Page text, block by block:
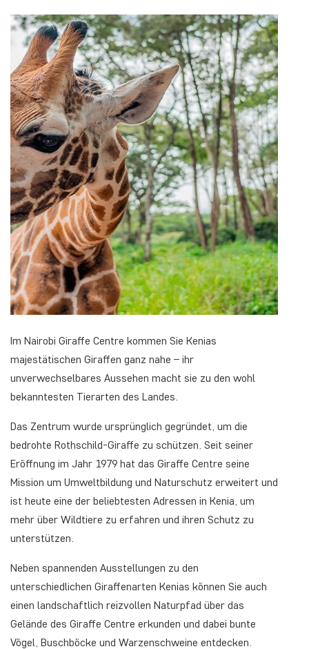
Im Nairobi Giraffe Centre kommen Sie Kenias
majestätischen Giraffen ganz nahe – ihr
unverwechselbares Aussehen macht sie zu den wohl
bekanntesten Tierarten des Landes.
Das Zentrum wurde ursprünglich gegründet, um die
bedrohte Rothschild-Giraffe zu schützen. Seit seiner
Eröffnung im Jahr 1979 hat das Giraffe Centre seine
Mission um Umweltbildung und Naturschutz erweitert und
ist heute eine der beliebtesten Adressen in Kenia, um
mehr über Wildtiere zu erfahren und ihren Schutz zu
unterstützen.
Neben spannenden Ausstellungen zu den
unterschiedlichen Giraffenarten Kenias können Sie auch
einen landschaftlich reizvollen Naturpfad über das
Gelände des Giraffe Centre erkunden und dabei bunte
Vögel, Buschböcke und Warzenschweine entdecken.